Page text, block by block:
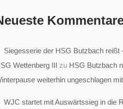
Siegesserie der HSG Butzbach reißt
Wettenberg III zu HSG Butzbach
weiterhin ungeschlagen
WJC startet mit Auswärtssieg in die